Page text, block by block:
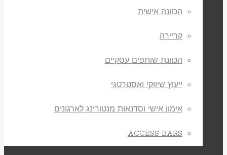
הכוונה אישית
קריירה
הכוונת שותפים עסקיים
ייעוץ שיווקי ואסטרטגי
אימון אישי וסדנאות מנטורינג לארגונים
ACCESS BARS